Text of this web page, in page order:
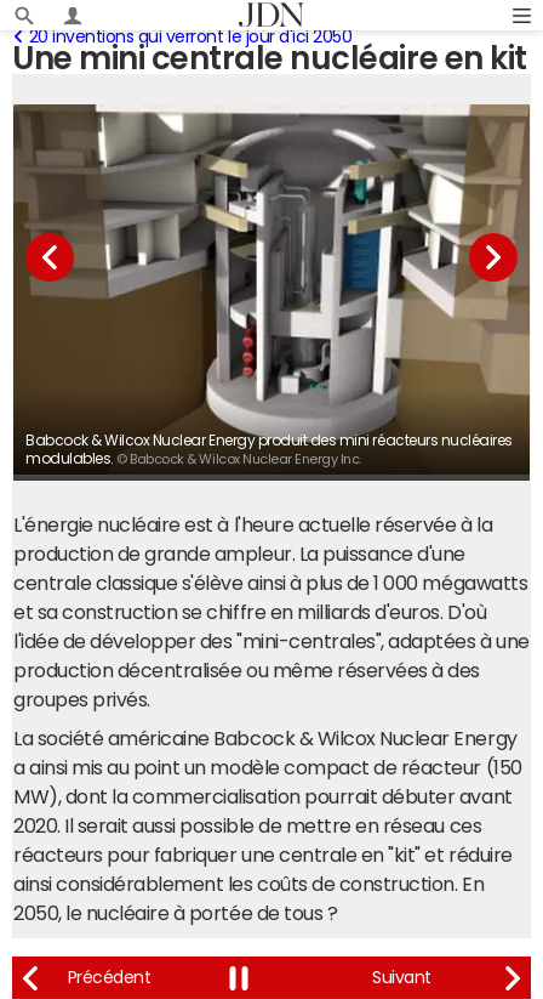
Une mini centrale nucléaire en kit
20 inventions qui verront le jour d'ici 2050
Babcock & Wilcox Nuclear Energy produit des mini réacteurs nucléaires
modulables. © Babcock & Wilcox Nuclear Energy Inc.
L'énergie nucléaire est à l'heure actuelle réservée à la
production de grande ampleur. La puissance d'une
centrale classique s'élève ainsi à plus de 1 000 mégawatts
et sa construction se chiffre en milliards d'euros. D'où
l'idée de développer des "mini-centrales", adaptées à une
production décentralisée ou même réservées à des
groupes privés.
La société américaine Babcock & Wilcox Nuclear Energy
a ainsi mis au point un modèle compact de réacteur (150
MW), dont la commercialisation pourrait débuter avant
2020. Il serait aussi possible de mettre en réseau ces
réacteurs pour fabriquer une centrale en "kit" et réduire
ainsi considérablement les coûts de construction. En
2050, le nucléaire à portée de tous ?